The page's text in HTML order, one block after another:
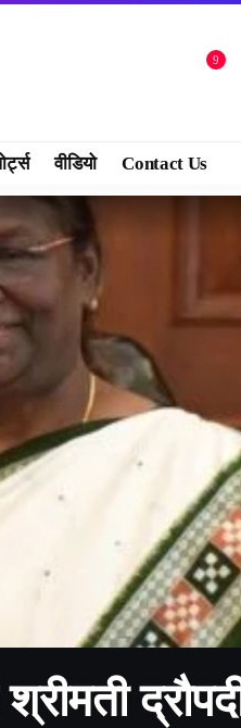
9
वीडियो Contact Us